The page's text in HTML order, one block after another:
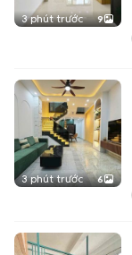
3 phút trước 9
3 phút trước 6